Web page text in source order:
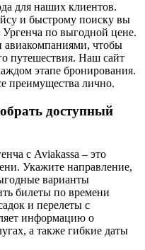
для наших клиентов.
и быстрому поиску вы
по выгодной цене.
авиакомпаниями, чтобы
путешествия. Наш сайт
этапе бронирования.
преимущества лично.
доступный
с Aviakassa – это
Укажите направление,
варианты
билеты по времени
и перелеты с
информацию о
а также гибкие даты